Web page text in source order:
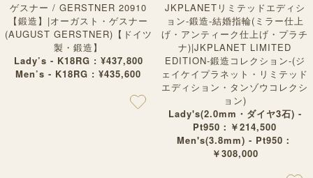
ゲスナー / GERSTNER 20910
【鍛造】|オーガスト・ゲスナー
(AUGUST GERSTNER)【ドイツ
製・鍛造】
Lady’s - K18RG : ¥437,800
Men’s - K18RG : ¥435,600
JKPLANETリミテッドエディシ
ョン-鍛造-結婚指輪(ミラー仕上
げ・アンティーク仕上げ・プラチ
ナ)|JKPLANET LIMITED
EDITION-鍛造コレクション-(ジ
ェイケイプラネット・リミテッド
エディション・タンゾウコレクシ
ョン)
Lady's(2.0mm・ダイヤ3石) -
Pt950：￥214,500
Men's(3.8mm) - Pt950：
￥308,000